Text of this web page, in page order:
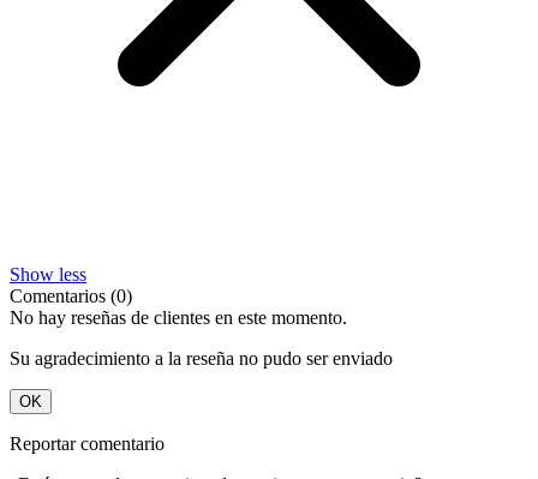
Show less
Comentarios (0)
No hay reseñas de clientes en este momento.
Su agradecimiento a la reseña no pudo ser enviado
OK
Reportar comentario